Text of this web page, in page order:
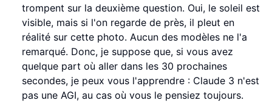
trompent sur la deuxième question. Oui, le soleil est
visible, mais si l'on regarde de près, il pleut en
réalité sur cette photo. Aucun des modèles ne l'a
remarqué. Donc, je suppose que, si vous avez
quelque part où aller dans les 30 prochaines
secondes, je peux vous l'apprendre : Claude 3 n'est
pas une AGI, au cas où vous le pensiez toujours.